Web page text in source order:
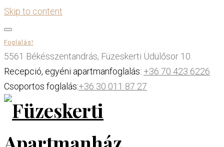
Skip to content
Foglalás!
5561 Békésszentandrás, Füzeskerti Üdülősor 10.
Recepció, egyéni apartmanfoglalás: +36 70 423 6226
Csoportos foglalás:+36 30 011 87 27